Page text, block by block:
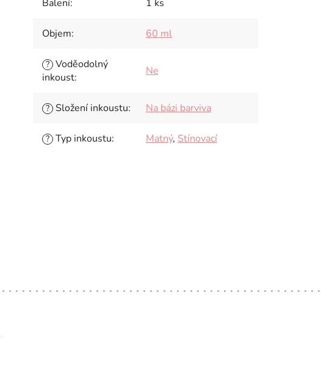
Balení: 1 ks
Objem: 60 ml
? Voděodolný
inkoust: Ne
? Složení inkoustu: Na bázi barviva
? Typ inkoustu: Matný, Stínovací